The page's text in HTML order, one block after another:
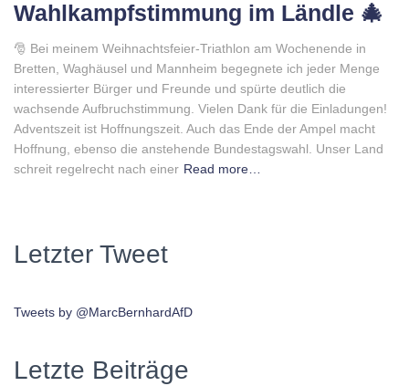
Wahlkampfstimmung im Ländle 🎄
🎅 Bei meinem Weihnachtsfeier-Triathlon am Wochenende in
Bretten, Waghäusel und Mannheim begegnete ich jeder Menge
interessierter Bürger und Freunde und spürte deutlich die
wachsende Aufbruchstimmung. Vielen Dank für die Einladungen!
Adventszeit ist Hoffnungszeit. Auch das Ende der Ampel macht
Hoffnung, ebenso die anstehende Bundestagswahl. Unser Land
schreit regelrecht nach einer Read more…
Letzter Tweet
Tweets by @MarcBernhardAfD
Letzte Beiträge